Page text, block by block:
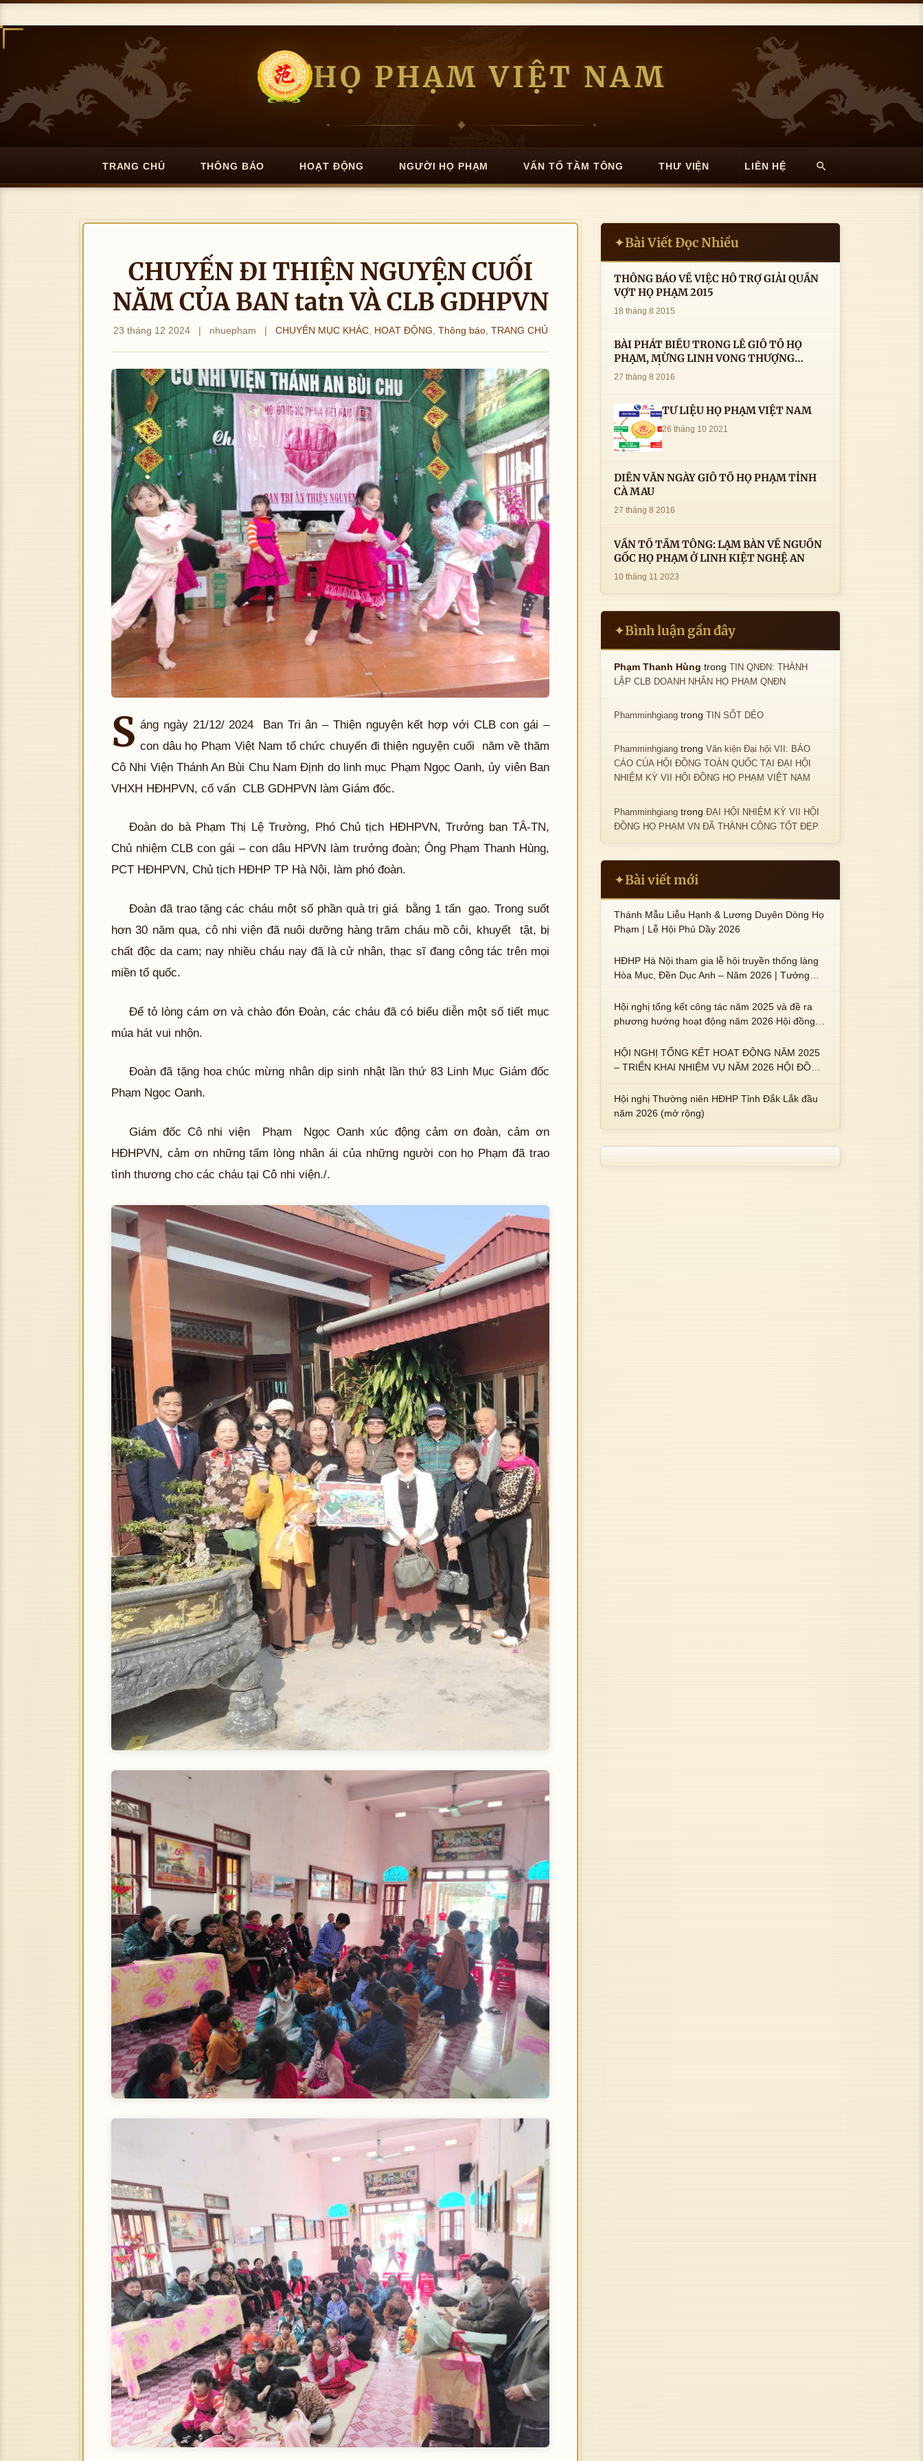
HỌ PHẠM VIỆT NAM
TRANG CHỦ THÔNG BÁO HOẠT ĐỘNG NGƯỜI HỌ PHẠM VẤN TỔ TẦM TÔNG THƯ VIỆN LIÊN HỆ
CHUYẾN ĐI THIỆN NGUYỆN CUỐI
NĂM CỦA BAN tatn VÀ CLB GDHPVN
23 tháng 12 2024 | nhuepham | CHUYÊN MỤC KHÁC, HOẠT ĐỘNG Thông báo, TRANG CHỦ
S áng ngày 21/12/ 2024 Ban Tri ân – Thiện nguyện kết hợp với CLB con gái –
con dâu họ Phạm Việt Nam tổ chức chuyến đi thiện nguyện cuối năm về thăm
Cô Nhi Viện Thánh An Bùi Chu Nam Định do linh mục Phạm Ngọc Oanh, ủy viên Ban
VHXH HĐHPVN, cố vấn CLB GDHPVN làm Giám đốc.
Đoàn do bà Phạm Thị Lệ Trường, Phó Chủ tịch HĐHPVN, Trưởng ban TÂ-TN,
Chủ nhiệm CLB con gái – con dâu HPVN làm trưởng đoàn; Ông Phạm Thanh Hùng,
PCT HĐHPVN, Chủ tịch HĐHP TP Hà Nội, làm phó đoàn.
Đoàn đã trao tặng các cháu một số phần quà trị giá bằng 1 tấn gạo. Trong suốt
hơn 30 năm qua, cô nhi viện đã nuôi dưỡng hàng trăm cháu mồ côi, khuyết tật, bị
chất độc da cam; nay nhiều cháu nay đã là cử nhân, thạc sĩ đang công tác trên mọi
miền tổ quốc.
Để tỏ lòng cám ơn và chào đón Đoàn, các cháu đã có biểu diễn một số tiết mục
múa hát vui nhộn.
Đoàn đã tặng hoa chúc mừng nhân dịp sinh nhật lần thứ 83 Linh Mục Giám đốc
Phạm Ngọc Oanh.
Giám đốc Cô nhi viện Phạm Ngọc Oanh xúc động cảm ơn đoàn, cảm ơn
HĐHPVN, cảm ơn những tấm lòng nhân ái của những người con họ Phạm đã trao
tình thương cho các cháu tại Cô nhi viện./.
✦Bài Viết Đọc Nhiều
THÔNG BÁO VỀ VIỆC HỖ TRỢ GIẢI QUẦN
VỢT HỌ PHẠM 2015
18 tháng 8 2015
BÀI PHÁT BIỂU TRONG LÊ GIỖ TỔ HỌ
PHẠM, MỪNG LINH VONG THƯỢNG
THỦY TỔ HỌ PHẠM AN VỊ TAI CÀ MAU- (
27 tháng 8 2016
TƯ LIỆU HỌ PHẠM VIỆT NAM
26 tháng 10 2021
DIỄN VĂN NGÀY GIỖ TỔ HỌ PHẠM TỈNH
CÀ MAU
27 tháng 8 2016
VẤN TỔ TẦM TÔNG: LẠM BÀN VỀ NGUỒN
GỐC HỌ PHẠM Ở LINH KIỆT NGHỆ AN
10 tháng 11 2023
✦Bình luận gần đây
Phạm Thanh Hùng trongTIN QNĐN: THÀNH
LẬP CLB DOANH NHÂN HỌ PHẠM QNĐN
Phamminhgiang trongTIN SỐT DẺO
Phamminhgiang trongVăn kiện Đại hội VII: BÁO
CÁO CỦA HỘI ĐỒNG TOÀN QUỐC TẠI ĐẠI HỘI
NHIỆM KỲ VII HỘI ĐỒNG HỌ PHẠM VIỆT NAM
Phamminhgiang trongĐẠI HỘI NHIỆM KỲ VII HỘI
ĐỒNG HỌ PHẠM VN ĐÃ THÀNH CÔNG TỐT ĐẸP
✦Bài viết mới
Thánh Mẫu Liễu Hạnh & Lương Duyên Dòng Họ
Phạm | Lễ Hội Phủ Dầy 2026
HĐHP Hà Nội tham gia lễ hội truyền thống làng
Hòa Mục, Đền Dục Anh – Năm 2026 | Tưởng
Phạm Thị Uyển và 2 em trai : ngài Phạm Huy,
Phạm Miện
Hội nghị tổng kết công tác năm 2025 và đề ra
phương hướng hoạt động năm 2026 Hội đồng
HỘI NGHỊ TỔNG KẾT HOẠT ĐỘNG NĂM 2025
– TRIỂN KHAI NHIỆM VỤ NĂM 2026 HỘI ĐỒNG
Hội nghị Thường niên HĐHP Tỉnh Đắk Lắk đầu
năm 2026 (mở rộng)